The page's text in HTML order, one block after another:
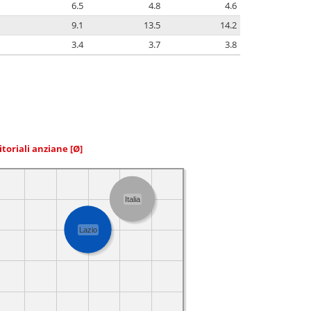
6.5 4.8
4.6
9.1
13.5
14.2
3.4
3.7 3.8
anziane [Ø]
Lazio
Italia